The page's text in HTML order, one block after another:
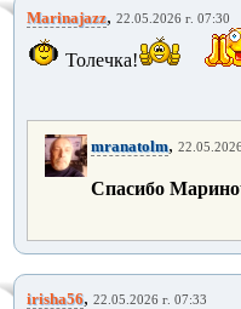
Marinajazz, 22.05.2026 г. 07:30
Толечка!
mranatolm,
Спасибо
irisha56, 22.05.2026 г. 07:33